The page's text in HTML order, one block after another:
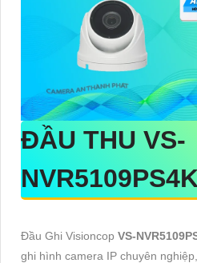
ĐẦU THU VS-
Đầu Ghi Visioncop VS-
ghi hình camera IP chuyên